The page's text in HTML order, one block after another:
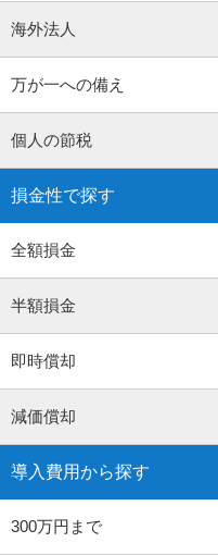
海外法人
万が一への備え
個人の節税
損金性で探す
全額損金
半額損金
即時償却
減価償却
導入費用から探す
300万円まで